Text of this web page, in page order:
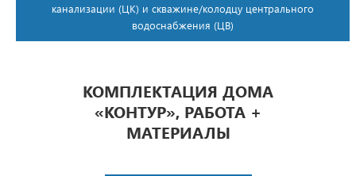
канализации (ЦК) и скважине/колодцу центрального
водоснабжения (ЦВ)
КОМПЛЕКТАЦИЯ ДОМА
«КОНТУР», РАБОТА +
МАТЕРИАЛЫ